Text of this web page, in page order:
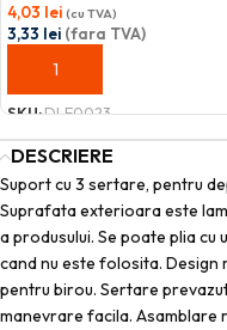
4,03 lei (cu TVA)
3,33 lei (fara TVA)
ADAUGĂ ÎN COȘ
SKU:DLE0023
DESCRIERE
Suport cu 3 sertare, pentru
Suprafata exterioara este
a produsului. Se poate plia cu
cand nu este folosita. Design
pentru birou. Sertare
manevrare facila. Asamblare